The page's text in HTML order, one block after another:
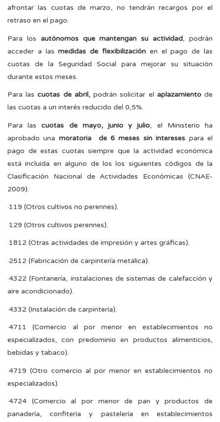
afrontar las cuotas de marzo, no tendrán recargos por el
retraso en el pago.
Para los autónomos que mantengan su actividad, podrán
acceder a lasmedidas de flexibilización en el pago de las
cuotas de la Seguridad Social para mejorar su situación
durante estos meses.
Para lascuotas de abril,podrán solicitar el aplazamientode
las cuotas a un interés reducido del 0,5%.
Para las cuotas de mayo, junio y julio, el Ministerio ha
aprobado una moratoria de 6 meses sin intereses para el
pago de estas cuotas siempre que la actividad económica
está incluida en alguno de los los siguientes códigos de la
Clasificación Nacional de Actividades Económicas (CNAE-
2009):
·119 (Otros cultivos no perennes).
·129 (Otros cultivos perennes).
·1812 (Otras actividades de impresión y artes gráficas).
·2512 (Fabricación de carpintería metálica).
·4322 (Fontanería, instalaciones de sistemas de calefacción y
aire acondicionado).
·4332 (Instalación de carpintería).
·4711 (Comercio al por menor en establecimientos no
especializados, con predominio en productos alimenticios,
bebidas y tabaco).
·4719 (Otro comercio al por menor en establecimientos no
especializados).
·4724 (Comercio al por menor de pan y productos de
panadería, confitería y pastelería en establecimientos